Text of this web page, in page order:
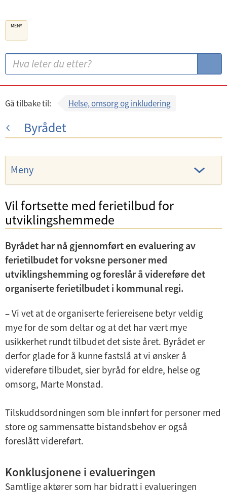
g
e
n
k
e
ø
k
:
S
ø
MENY
Gå tilbake til: Helse, omsorg og inkludering
Byrådet
Meny
n
e
r
y
U
d
r
n
Helse, omsorg og inkludering
Bymiljø
Økonomi og administrasjon
Barnehage og skole
Vil fortsette med ferietilbud for
utviklingshemmede
Byrådet har nå gjennomført en evaluering av
ferietilbudet for voksne personer med
utviklingshemming og foreslår å videreføre det
organiserte ferietilbudet i kommunal regi.
– Vi vet at de organiserte feriereisene betyr veldig
mye for de som deltar og at det har vært mye
usikkerhet rundt tilbudet det siste året. Byrådet er
derfor glade for å kunne fastslå at vi ønsker å
videreføre tilbudet, sier byråd for eldre, helse og
omsorg, Marte Monstad.
Tilskuddsordningen som ble innført for personer med
store og sammensatte bistandsbehov er også
foreslått videreført.
Konklusjonene i evalueringen
Samtlige aktører som har bidratt i evalueringen